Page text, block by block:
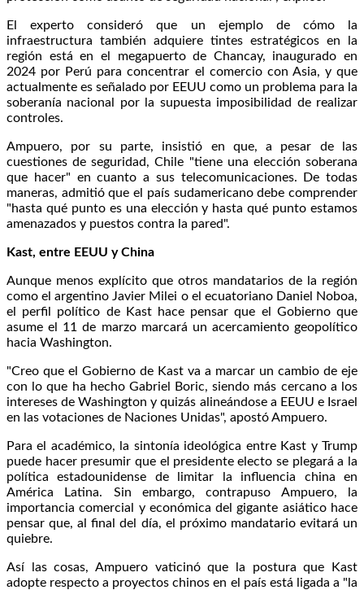
El experto consideró que un ejemplo de cómo la
infraestructura también adquiere tintes estratégicos en la
región está en el megapuerto de Chancay, inaugurado en
2024 por Perú para concentrar el comercio con Asia, y que
actualmente es señalado por EEUU como un problema para la
soberanía nacional por la supuesta imposibilidad de realizar
controles.
Ampuero, por su parte, insistió en que, a pesar de las
cuestiones de seguridad, Chile "tiene una elección soberana
que hacer" en cuanto a sus telecomunicaciones. De todas
maneras, admitió que el país sudamericano debe comprender
"hasta qué punto es una elección y hasta qué punto estamos
amenazados y puestos contra la pared".
Kast, entre EEUU y China
Aunque menos explícito que otros mandatarios de la región
como el argentino Javier Milei o el ecuatoriano Daniel Noboa,
el perfil político de Kast hace pensar que el Gobierno que
asume el 11 de marzo marcará un acercamiento geopolítico
hacia Washington.
"Creo que el Gobierno de Kast va a marcar un cambio de eje
con lo que ha hecho Gabriel Boric, siendo más cercano a los
intereses de Washington y quizás alineándose a EEUU e Israel
en las votaciones de Naciones Unidas", apostó Ampuero.
Para el académico, la sintonía ideológica entre Kast y Trump
puede hacer presumir que el presidente electo se plegará a la
política estadounidense de limitar la influencia china en
América Latina. Sin embargo, contrapuso Ampuero, la
importancia comercial y económica del gigante asiático hace
pensar que, al final del día, el próximo mandatario evitará un
quiebre.
Así las cosas, Ampuero vaticinó que la postura que Kast
adopte respecto a proyectos chinos en el país está ligada a "la